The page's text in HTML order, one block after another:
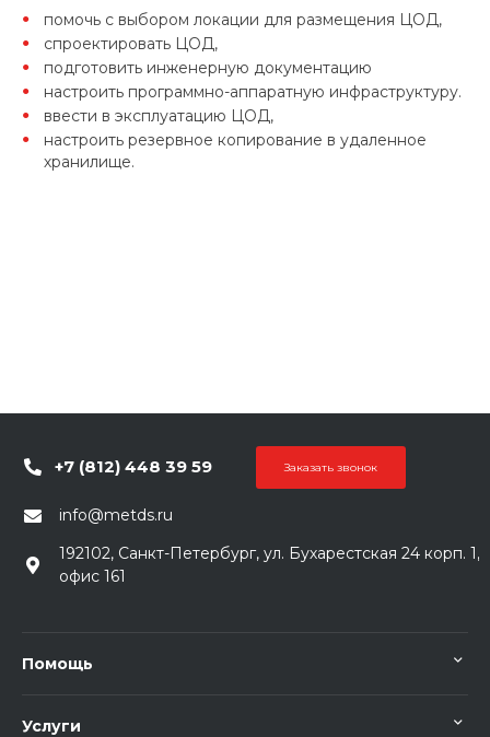
помочь с выбором локации для размещения ЦОД,
спроектировать ЦОД,
подготовить инженерную документацию
настроить программно-аппаратную инфраструктуру.
ввести в эксплуатацию ЦОД,
настроить резервное копирование в удаленное
хранилище.
+7 (812) 448 39 59 Заказать звонок
info@metds.ru
192102, Санкт-Петербург, ул. Бухарестская 24 корп. 1,
офис 161
Помощь
Услуги